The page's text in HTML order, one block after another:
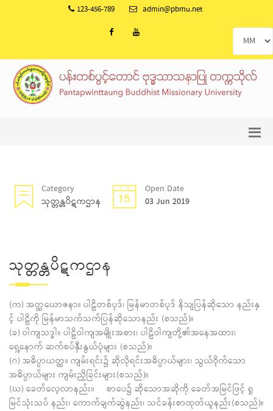
123-456-789 admin@pbmu.net
Category
သုတ္တန္တပိဋကဌာန
Open Date
03 Jun 2019
သုတ္တန္တပိဋကဌာန
(က) အတ္ထယောဇနာ။ ပါဠိတစ်ပုဒ်၊ မြန်မာတစ်ပုဒ် နိသျပြန်ဆိုသော နည်းနှ
င့် ပါဠိကို မြန်မာသက်သက်ပြန်ဆိုသောနည်း (စသည်)။
(ခ) ဝါကျသဒ္ဒါ။ ပါဠိဝါကျအမျိုးအစား၊ ပါဠိဝါကျတို့၏အနေအထား၊
ရှေ့နောက် ဆက်စပ်နှီးနွယ်ပုံများ (စသည်)။
(ဂ) အဓိပ္ပာယတ္ထ။ ကျမ်းရင်း၌ ဆိုလိုရင်းအဓိပ္ပာယ်များ၊ သွယ်ဝိုက်သော
အဓိပ္ပာယ်များ ကျမ်းညှိခြင်းများ(စသည်)။
(ဃ) ခေတ်လေ့လာနည်း။
စာပေ၌ ဆိုသောအဆိုကို ခေတ်အမြင်ဖြင့် ရှု
မြင်သုံးသပ် နည်း၊ ကောက်ချက်ဆွဲနည်း၊ သင်ခန်းစာထုတ်ယူနည်း(စသည်)။